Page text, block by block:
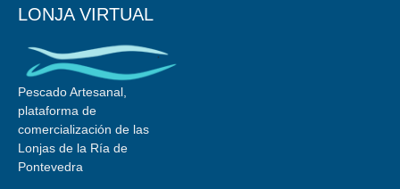
LONJA VIRTUAL
Pescado Artesanal,
plataforma de
comercialización de las
Lonjas de la Ría de
Pontevedra